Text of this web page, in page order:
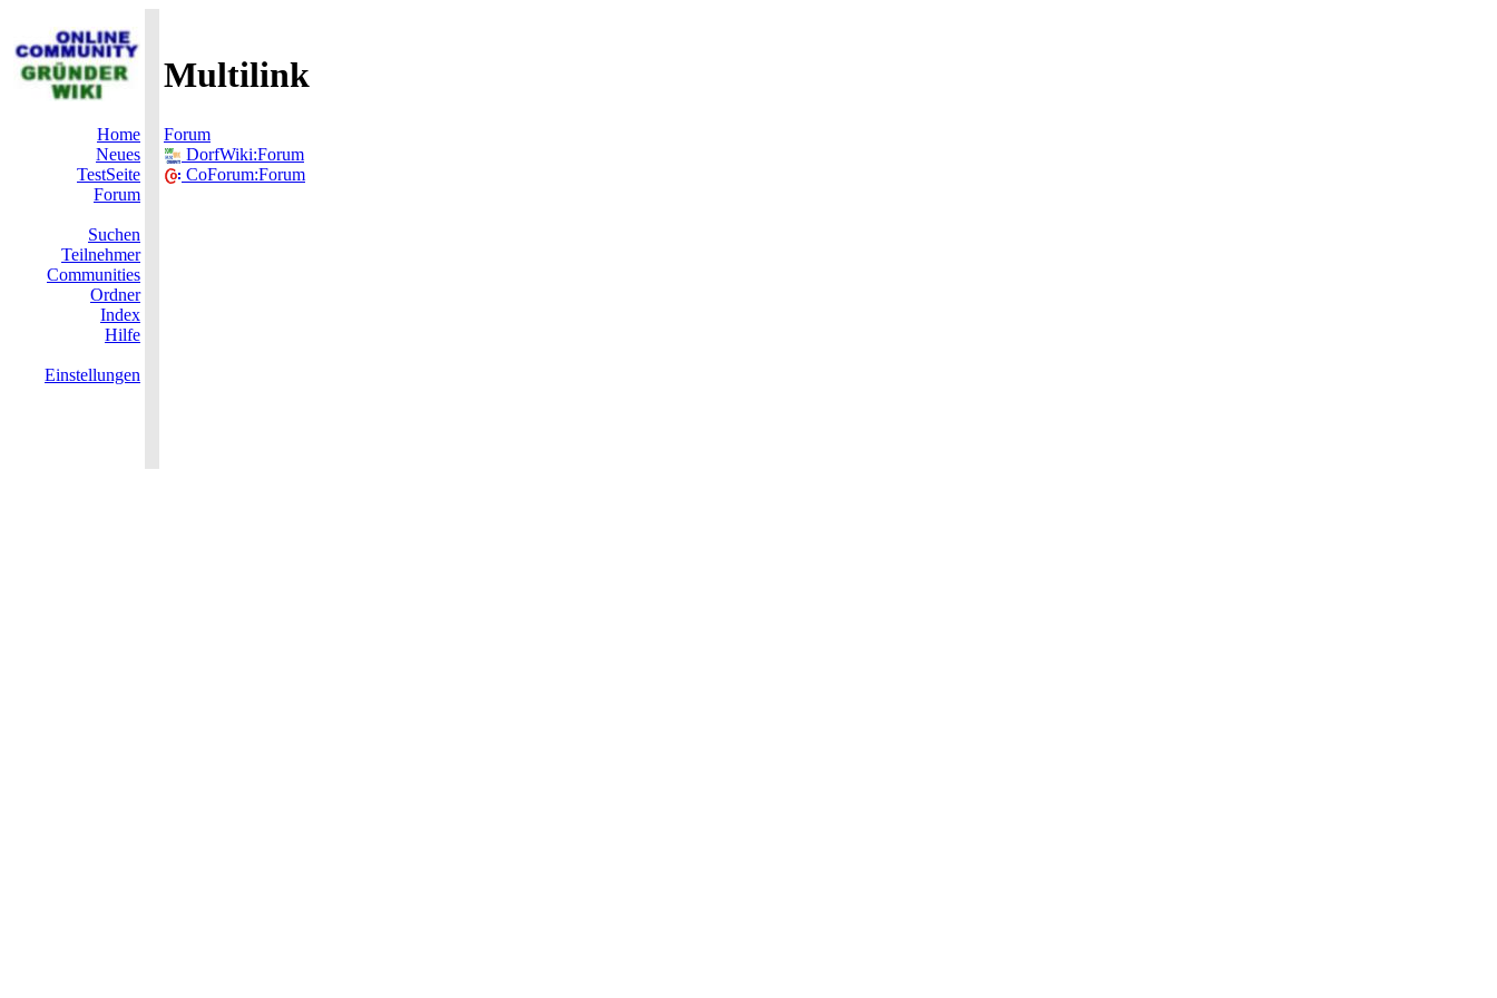
Multilink
Home
Neues
TestSeite
Forum
Suchen
Teilnehmer
Communities
Ordner
Index
Hilfe
Einstellungen
Forum
DorfWiki:Forum
CoForum:Forum